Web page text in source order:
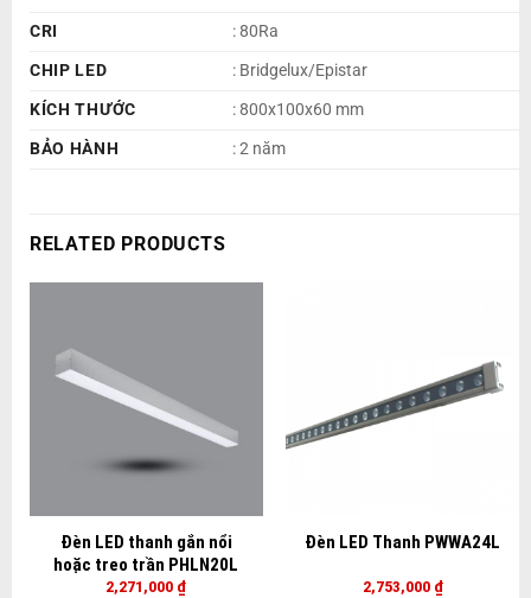
CRI
: 80Ra
CHIP LED
: Bridgelux/Epistar
KÍCH THƯỚC
: 800x100x60 mm
BẢO HÀNH
: 2 năm
RELATED PRODUCTS
Đèn LED thanh gắn nổi
hoặc treo trần PHLN20L
2,271,000 ₫
Đèn LED Thanh PWWA24L
2,753,000 ₫